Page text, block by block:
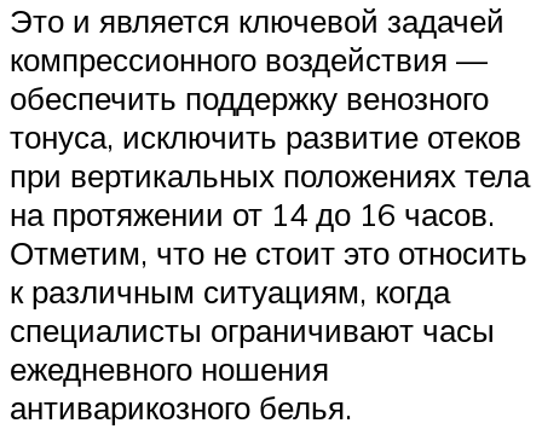
Это и является ключевой задачей
компрессионного воздействия —
обеспечить поддержку венозного
тонуса, исключить развитие отеков
при вертикальных положениях тела
на протяжении от 14 до 16 часов.
Отметим, что не стоит это относить
к различным ситуациям, когда
специалисты ограничивают часы
ежедневного ношения
антиварикозного белья.